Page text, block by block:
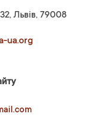
Львів, 79008
ua.org